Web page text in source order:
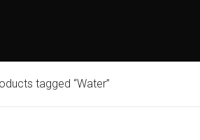
tagged “Water”